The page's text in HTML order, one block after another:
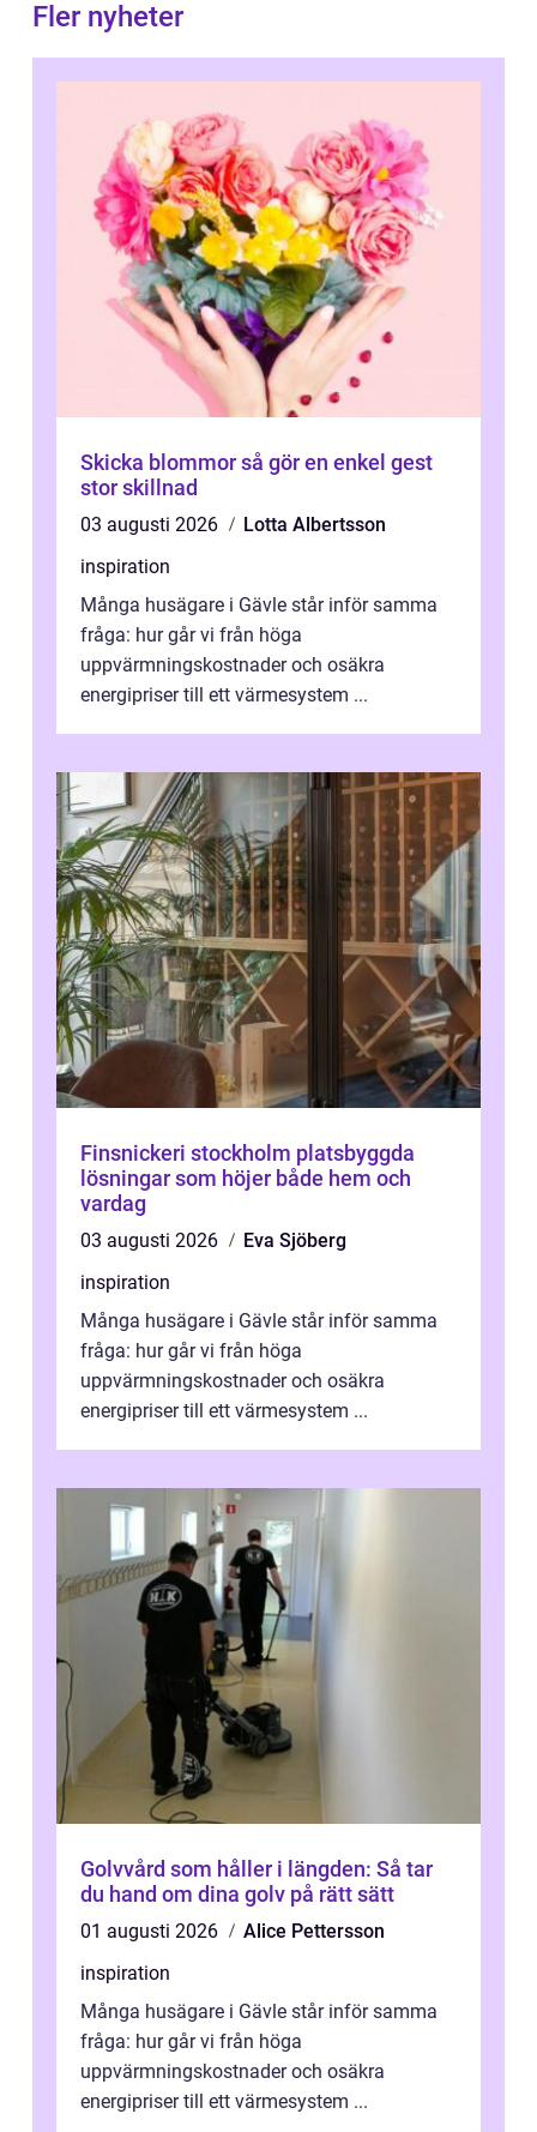
Fler nyheter
Skicka blommor så gör en enkel gest
stor skillnad
03 augusti 2026
Lotta Albertsson
inspiration
Många husägare i Gävle står inför samma
fråga: hur går vi från höga
uppvärmningskostnader och osäkra
energipriser till ett värmesystem ...
Finsnickeri stockholm platsbyggda
lösningar som höjer både hem och
vardag
03 augusti 2026
Eva Sjöberg
inspiration
Många husägare i Gävle står inför samma
fråga: hur går vi från höga
uppvärmningskostnader och osäkra
energipriser till ett värmesystem ...
Golvvård som håller i längden: Så tar
du hand om dina golv på rätt sätt
01 augusti 2026
Alice Pettersson
inspiration
Många husägare i Gävle står inför samma
fråga: hur går vi från höga
uppvärmningskostnader och osäkra
energipriser till ett värmesystem ...